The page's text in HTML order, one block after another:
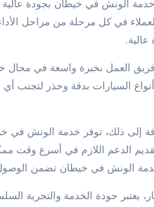
خدمة الونش في خيطان بجودة
في كل مرحلة من مراحل
فريق العمل بخبرة واسعة في مجال
السيارات بدقة وحذر لتجنب
إلى ذلك، توفر خدمة الونش في
الدعم اللازم في أسرع وقت
الونش في خيطان تضمن الوصول
يعتبر جودة الخدمة والتجربة